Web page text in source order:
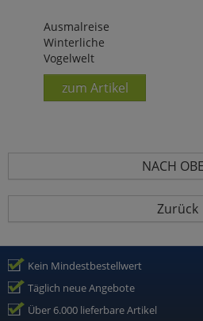
Ausmalreise
Winterliche
Vogelwelt
zum Artikel
NACH
Zurück
Kein Mindestbestellwert
Täglich neue Angebote
Über 6.000 lieferbare Artikel